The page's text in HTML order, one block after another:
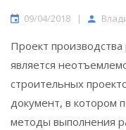
09/04/2018 |
Проект
является
строительных
документ, в котором
методы выполнения